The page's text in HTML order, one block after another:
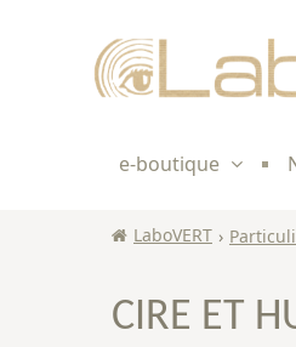
Skip to
content
e-boutique
LaboVERT ›
CIRE ET